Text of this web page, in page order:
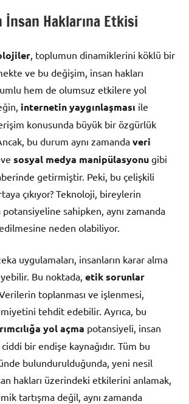
Haklarına Etkisi
, toplumun dinamiklerini köklü bir
ve bu değişim, insan hakları
hem de olumsuz etkilere yol
internetin yaygınlaşması ile
konusunda büyük bir özgürlük
bu durum aynı zamanda veri
sosyal medya manipülasyonu gibi
getirmiştir. Peki, bu çelişkili
çıkıyor? Teknoloji, bireylerin
potansiyeline sahipken, aynı zamanda
neden olabiliyor.
uygulamaları, insanların karar alma
Bu noktada, etik sorunlar
toplanması ve işlenmesi,
tehdit edebilir. Ayrıca, bu
yol açma potansiyeli, insan
ciddi bir endişe kaynağıdır. Tüm bu
bulundurulduğunda, yeni nesil
hakları üzerindeki etkilerini anlamak,
tartışma değil, aynı zamanda